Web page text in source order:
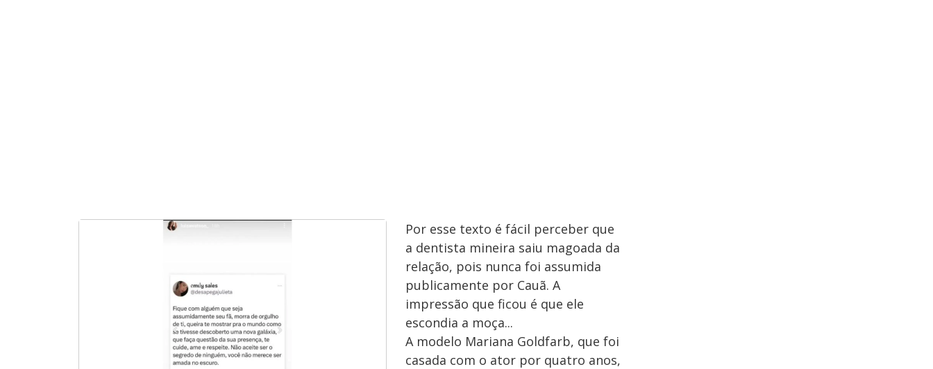
Por esse texto é fácil perceber que
a dentista mineira saiu magoada da
relação, pois nunca foi assumida
publicamente por Cauã. A
impressão que ficou é que ele
escondia a moça...
A modelo Mariana Goldfarb, que foi
casada com o ator por quatro anos,